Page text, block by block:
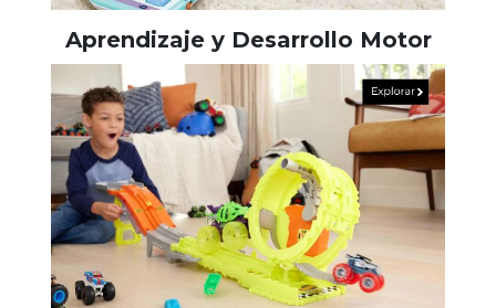
Aprendizaje y Desarrollo Motor